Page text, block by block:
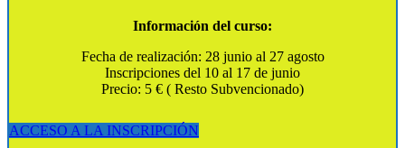
Información del curso:
Fecha de realización: 28 junio al 27 agosto
Inscripciones del 10 al 17 de junio
Precio: 5 € ( Resto Subvencionado)
ACCESO A LA INSCRIPCIÓN